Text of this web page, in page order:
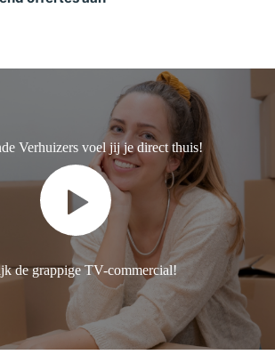
Verhuizers voel jij je direct thuis!
de grappige TV-commercial!